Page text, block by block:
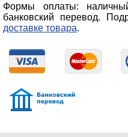
Формы оплаты:
банковский перевод.
доставке товара.